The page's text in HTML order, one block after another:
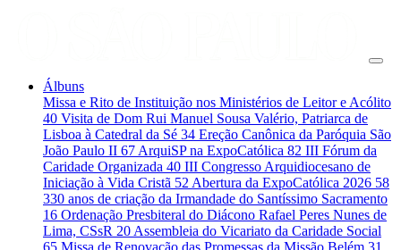
Álbuns
Missa e Rito de Instituição nos Ministérios de Leitor e Acólito
40 Visita de Dom Rui Manuel Sousa Valério, Patriarca de
Lisboa à Catedral da Sé 34 Ereção Canônica da Paróquia São
João Paulo II 67 ArquiSP na ExpoCatólica 82 III Fórum da
Caridade Organizada 40 III Congresso Arquidiocesano de
Iniciação à Vida Cristã 52 Abertura da ExpoCatólica 2026 58
330 anos de criação da Irmandade do Santíssimo Sacramento
16 Ordenação Presbiteral do Diácono Rafael Peres Nunes de
Lima, CSsR 20 Assembleia do Vicariato da Caridade Social
65 Missa de Renovação das Promessas da Missão Belém 31